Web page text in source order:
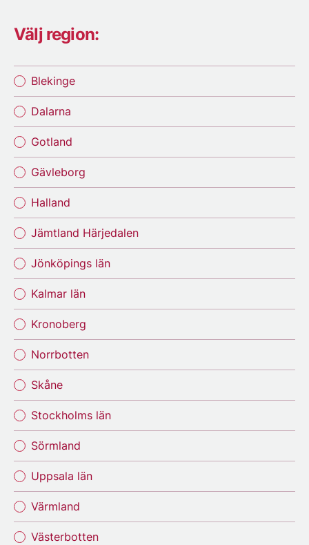
Välj region:
Blekinge
Dalarna
Gotland
Gävleborg
Halland
Jämtland Härjedalen
Jönköpings län
Kalmar län
Kronoberg
Norrbotten
Skåne
Stockholms län
Sörmland
Uppsala län
Värmland
Västerbotten